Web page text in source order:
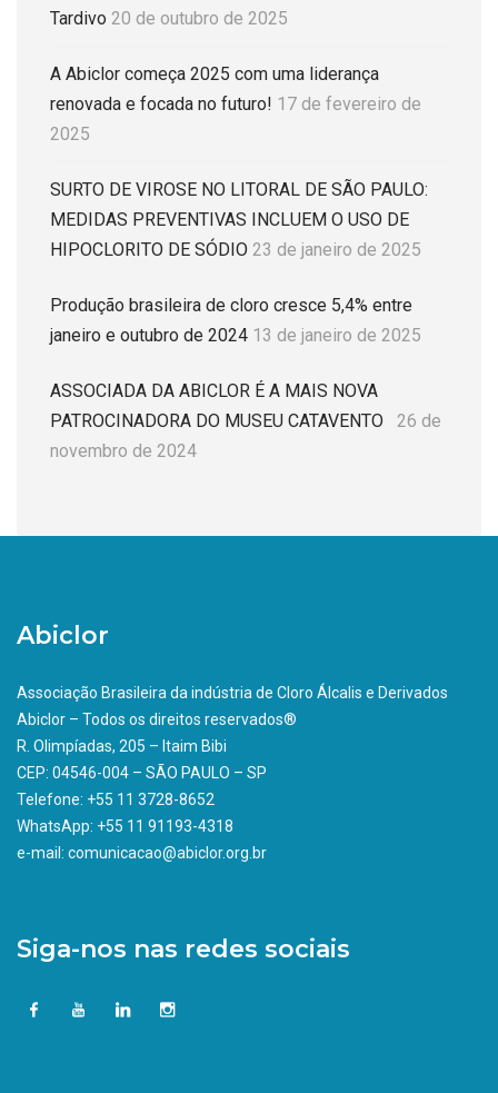
Tardivo 20 de outubro de 2025
A Abiclor começa 2025 com uma liderança
renovada e focada no futuro! 17 de fevereiro de
2025
SURTO DE VIROSE NO LITORAL DE SÃO PAULO:
MEDIDAS PREVENTIVAS INCLUEM O USO DE
HIPOCLORITO DE SÓDIO 23 de janeiro de 2025
Produção brasileira de cloro cresce 5,4% entre
janeiro e outubro de 2024 13 de janeiro de 2025
ASSOCIADA DA ABICLOR É A MAIS NOVA
PATROCINADORA DO MUSEU CATAVENTO
26 de
novembro de 2024
Abiclor
Associação Brasileira da indústria de Cloro Álcalis e Derivados
Abiclor – Todos os direitos reservados®
R. Olimpíadas, 205 – Itaim Bibi
CEP: 04546-004 – SÃO PAULO – SP
Telefone: +55 11 3728-8652
WhatsApp: +55 11 91193-4318
e-mail: comunicacao@abiclor.org.br
Siga-nos nas redes sociais